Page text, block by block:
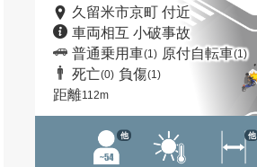
久留米市京町 付近
車両相互 小破事故
普通乗用車(1) 原付自転車(1)
死亡(0) 負傷(1)
距離112m
他 他